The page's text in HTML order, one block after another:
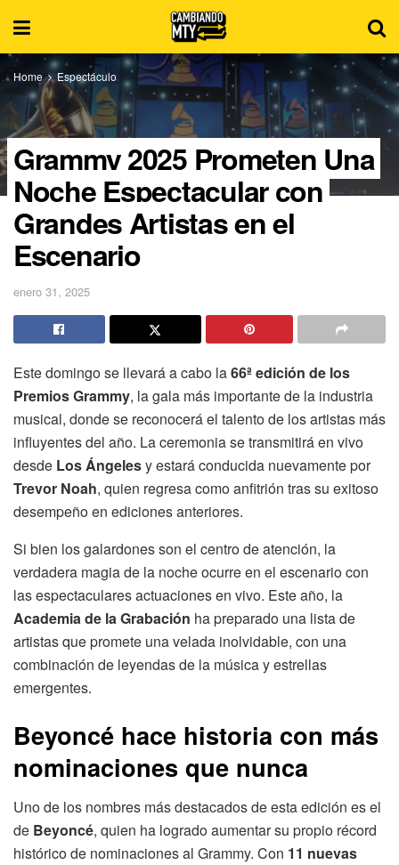
Home Espectáculo
Grammy 2025 Prometen Una
Noche Espectacular con
Grandes Artistas en el
Escenario
enero 31, 2025
Este domingo se llevará a cabo la66ª edición de los
Premios Grammy, la gala más importante de la industria
musical, donde se reconocerá el talento de los artistas más
influyentes del año. La ceremonia se transmitirá en vivo
desde Los Ángelesy estará conducida nuevamente por
Trevor Noah, quien regresa como anfitrión tras su exitoso
desempeño en ediciones anteriores.
Si bien los galardones son el centro de atención, la
verdadera magia de la noche ocurre en el escenario con
las espectaculares actuaciones en vivo. Este año, la
Academia de la Grabación ha preparado una lista de
artistas que promete una velada inolvidable, con una
combinación de leyendas de la música y estrellas
emergentes.
Beyoncé hace historia con más
nominaciones que nunca
Uno de los nombres más destacados de esta edición es el
de Beyoncé, quien ha logrado aumentar su propio récord
histórico de nominaciones al Grammy. Con 11 nuevas